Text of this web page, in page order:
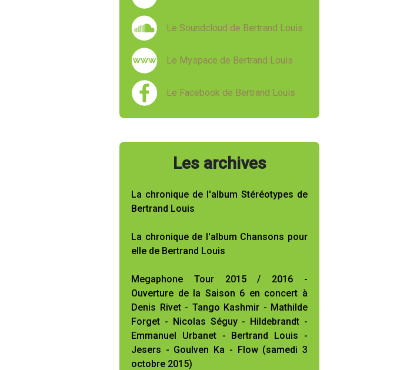
Le Soundcloud de Bertrand Louis
Le Myspace de Bertrand Louis
Le Facebook de Bertrand Louis
Les archives
La chronique de l'album Stéréotypes de
Bertrand Louis
La chronique de l'album Chansons pour
elle de Bertrand Louis
Megaphone Tour 2015 / 2016 -
Ouverture de la Saison 6 en concert à
Denis Rivet - Tango Kashmir - Mathilde
Forget - Nicolas Séguy - Hildebrandt -
Emmanuel Urbanet - Bertrand Louis -
Jesers - Goulven Ka - Flow (samedi 3
octobre 2015)